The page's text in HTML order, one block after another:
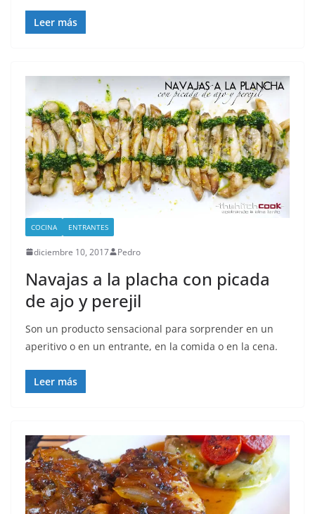
Leer más
COCINA ENTRANTES
diciembre 10, 2017 Pedro
Navajas a la placha con picada
de ajo y perejil
Son un producto sensacional para sorprender en un
aperitivo o en un entrante, en la comida o en la cena.
Leer más